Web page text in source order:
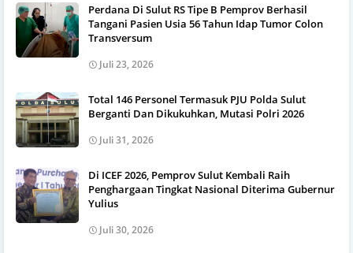
Perdana Di Sulut RS Tipe B Pemprov Berhasil
Tangani Pasien Usia 56 Tahun Idap Tumor Colon
Transversum
Juli 23, 2026
Total 146 Personel Termasuk PJU Polda Sulut
Berganti Dan Dikukuhkan, Mutasi Polri 2026
Juli 31, 2026
Di ICEF 2026, Pemprov Sulut Kembali Raih
Penghargaan Tingkat Nasional Diterima Gubernur
Yulius
Juli 30, 2026